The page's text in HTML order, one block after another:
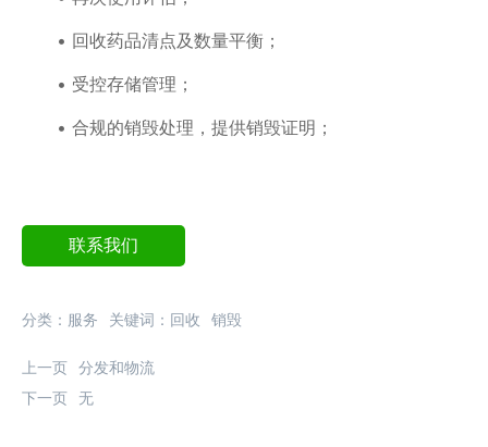
• 回收药品清点及数量平衡；
• 受控存储管理；
• 合规的销毁处理，提供销毁证明；
联系我们
分类： 服务 关键词： 回收 销毁
上一页 分发和物流
下一页 无